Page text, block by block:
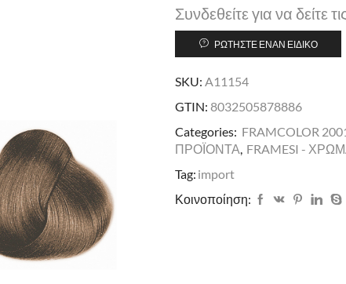
Συνδεθείτε για να δείτε
ΡΩΤΉΣΤΕ ΈΝΑΝ ΕΙΔΙΚΌ
SKU: A11154
GTIN: 8032505878886
Categories: FRAMCOLOR
ΠΡΟΪΟΝΤΑ FRAMESI -
Tag: import
Κοινοποίηση: